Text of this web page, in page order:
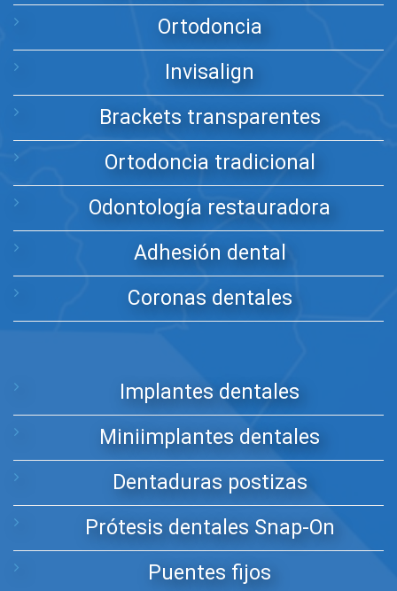
Ortodoncia
Invisalign
Brackets transparentes
Ortodoncia tradicional
Odontología restauradora
Adhesión dental
Coronas dentales
Implantes dentales
Miniimplantes dentales
Dentaduras postizas
Prótesis dentales Snap-On
Puentes fijos